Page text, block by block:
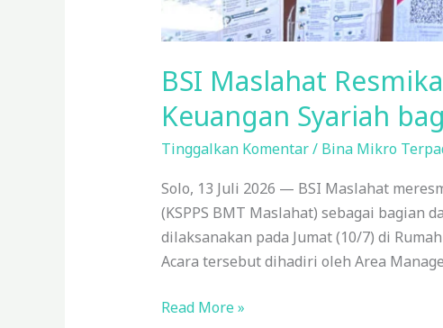
BSI Maslahat
Keuangan Syariah
Tinggalkan Komentar/ Bina Mikro
Solo, 13 Juli 2026 — BSI Maslahat
(KSPPS BMT Maslahat) sebagai bagian
dilaksanakan pada Jumat (10/7) di
Acara tersebut dihadiri oleh Area
Read More »